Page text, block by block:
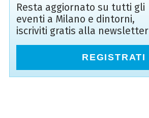
Resta aggiornato su tutti gli
eventi a Milano e dintorni,
iscriviti gratis alla newsletter
REGISTRATI